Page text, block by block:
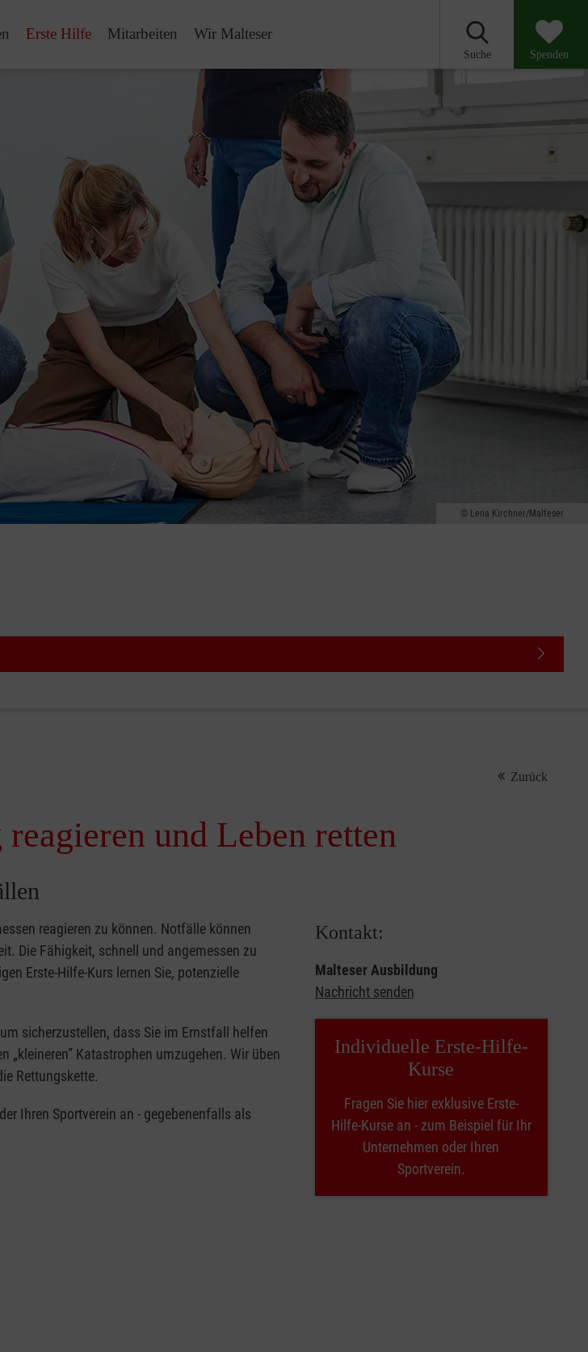
Erste Hilfe Mitarbeiten Wir Malteser
Suche Spenden
Lena Kirchner/Malteser
Zurück
und Leben retten
reagieren zu können. Notfälle können
Die Fähigkeit, schnell und angemessen zu
Erste-Hilfe-Kurs lernen Sie, potenzielle
sicherzustellen, dass Sie im Ernstfall helfen
Katastrophen umzugehen. Wir üben
Rettungskette.
Ihren Sportverein an - gegebenenfalls als
Kontakt:
Malteser Ausbildung
Nachricht senden
Individuelle Erste-Hilfe-
Kurse
Fragen Sie hier exklusive Erste-
Hilfe-Kurse an - zum Beispiel für Ihr
Unternehmen oder Ihren
Sportverein.